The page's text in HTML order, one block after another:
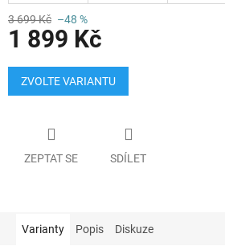
3 699 Kč –48 %
1 899 Kč
Měrná
cena:
ZVOLTE VARIANTU
ZEPTAT SE SDÍLET
Varianty Popis Diskuze